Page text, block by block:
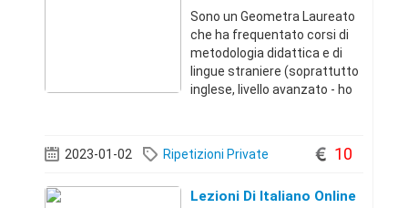
Sono un Geometra Laureato
che ha frequentato corsi di
metodologia didattica e di
lingue straniere (soprattutto
inglese, livello avanzato - ho
seguito).Ho una grande
passione per linsegnamento.
2023-01-02 Ripetizioni Private 10
Lezioni Di Italiano Online